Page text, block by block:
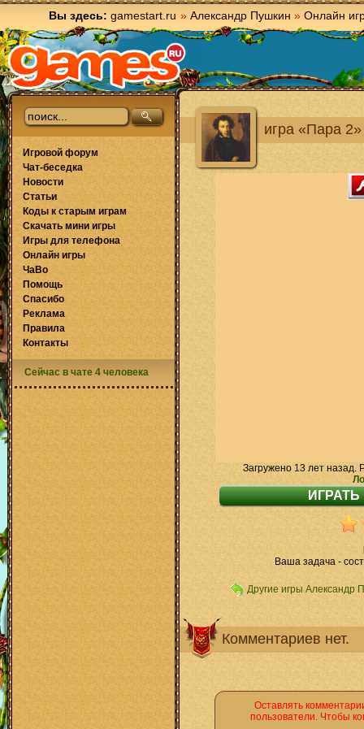
Вы здесь: gamestart.ru » Александр Пушкин » Онлайн
игра «Пара 2»
Загружено 13 лет назад.
Ваша задача -
Другие игры Александр
Комментариев нет.
Оставлять
пользователи. Чтобы
Игровой форум
Чат-беседка
Новости
Статьи
Коды к старым играм
Скачать мини игры
Игры для телефона
Онлайн игры
ЧаВо
Помощь
Спасибо
Реклама
Правила
Контакты
Сейчас в чате 4 человека